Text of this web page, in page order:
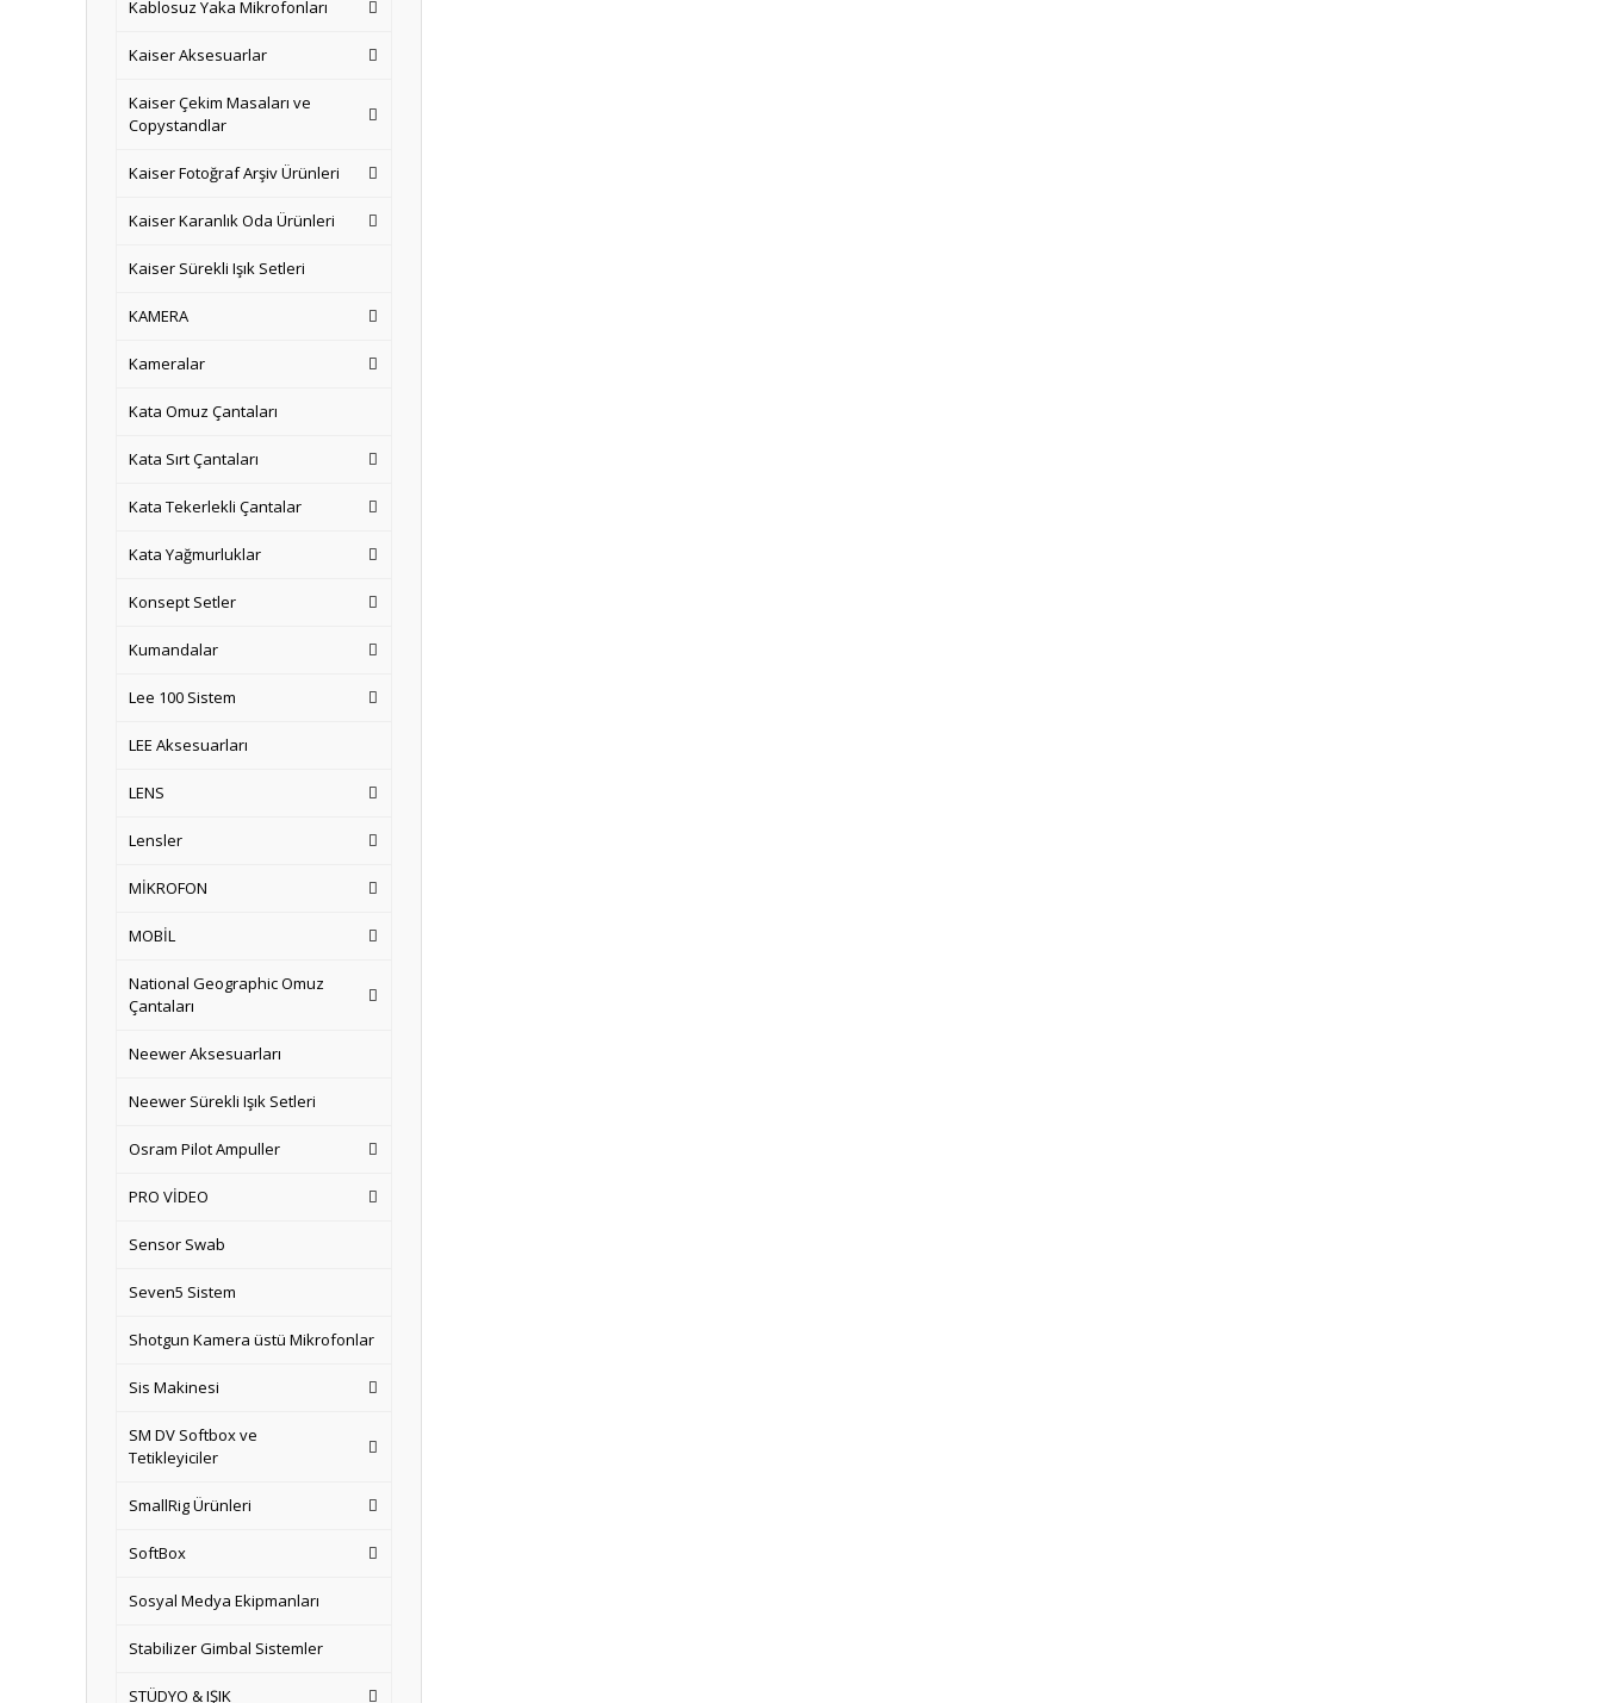
Kablosuz Yaka Mikrofonları
Kaiser Aksesuarlar
Kaiser Çekim Masaları ve
Copystandlar
Kaiser Fotoğraf Arşiv Ürünleri
Kaiser Karanlık Oda Ürünleri
Kaiser Sürekli Işık Setleri
KAMERA
Kameralar
Kata Omuz Çantaları
Kata Sırt Çantaları
Kata Tekerlekli Çantalar
Kata Yağmurluklar
Konsept Setler
Kumandalar
Lee 100 Sistem
LEE Aksesuarları
LENS
Lensler
MİKROFON
MOBİL
National Geographic Omuz
Çantaları
Neewer Aksesuarları
Neewer Sürekli Işık Setleri
Osram Pilot Ampuller
PRO VİDEO
Sensor Swab
Seven5 Sistem
Shotgun Kamera üstü Mikrofonlar
Sis Makinesi
SM DV Softbox ve
Tetikleyiciler
SmallRig Ürünleri
SoftBox
Sosyal Medya Ekipmanları
Stabilizer Gimbal Sistemler
STÜDYO & IŞIK